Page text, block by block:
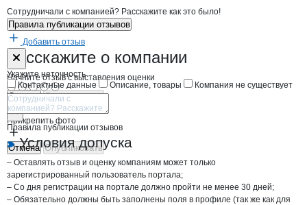
Сотрудничали с компанией? Расскажите как это было!
Правила публикации отзывов
Добавить отзыв
Расскажите о компании
Начните отзыв с выставления оценки
Прикрепить фото
Отмена Опубликовать
Форма обратной связи о неточностях
Укажите неточность
Контактные данные
Описание, товары Компания не существует
Отмена Опубликовать
Правила публикации отзывов
Условия допуска
– Оставлять отзыв и оценку компаниям может только
зарегистрированный пользователь портала;
– Со дня регистрации на портале должно пройти не менее 30 дней;
– Обязательно должны быть заполнены поля в профиле (так же как для